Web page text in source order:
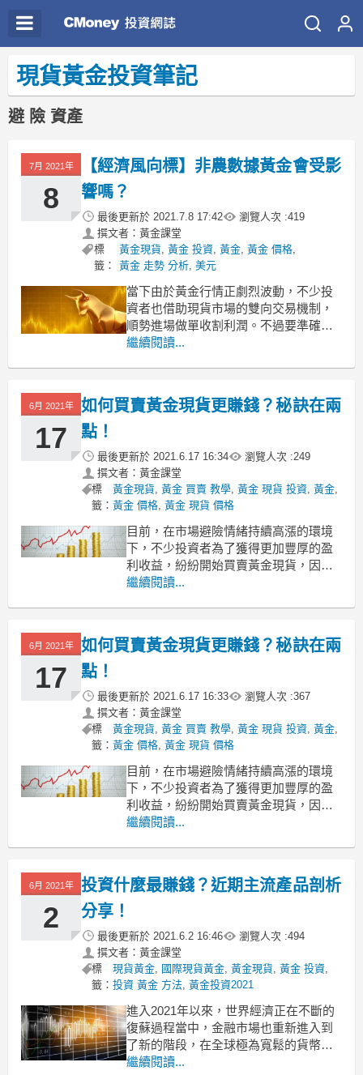
現貨黃金投資筆記
避 險 資產
7月 2021年
8
【經濟風向標】非農數據黃金會受影
響嗎？
最後更新於 2021.7.8 17:42 瀏覽人次 :419
撰文者：黃金課堂
標
籤：
黃金現貨,黃金 投資,黃金,黃金 價格,
黃金 走勢 分析,美元
當下由於黃金行情正劇烈波動，不少投
資者也借助現貨市場的雙向交易機制，
順勢進場做單收割利潤。不過要準確判
斷黃金的後市走向，我們往往需要以國
投資市場中的重要數據，非農數據的會
對黃金產生影響嗎？效果如何？
繼續閱讀...
6月 2021年
17
如何買賣黃金現貨更賺錢？秘訣在兩
點！
最後更新於 2021.6.17 16:34 瀏覽人次 :249
撰文者：黃金課堂
標
籤：
黃金現貨,黃金 買賣 教學,黃金 現貨 投資,黃金,
黃金 價格,黃金 現貨 價格
目前，在市場避險情緒持續高漲的環境
下，不少投資者為了獲得更加豐厚的盈
利收益，紛紛開始買賣黃金現貨，因為
黃金現貨具有更多交易的優勢。但很顯
現貨的正確方式。
利用不同時段買賣黃金現貨
繼續閱讀...
6月 2021年
17
如何買賣黃金現貨更賺錢？秘訣在兩
點！
最後更新於 2021.6.17 16:33 瀏覽人次 :367
撰文者：黃金課堂
標
籤：
黃金現貨,黃金 買賣 教學,黃金 現貨 投資,黃金,
黃金 價格,黃金 現貨 價格
目前，在市場避險情緒持續高漲的環境
下，不少投資者為了獲得更加豐厚的盈
利收益，紛紛開始買賣黃金現貨，因為
黃金現貨具有更多交易的優勢。但很顯
現貨的正確方式。
利用不同時段買賣黃金現貨
繼續閱讀...
6月 2021年
2
投資什麼最賺錢？近期主流產品剖析
分享！
最後更新於 2021.6.2 16:46 瀏覽人次 :494
撰文者：黃金課堂
標
籤：
現貨黃金, 國際現貨黃金, 黃金現貨, 黃金 投資,
投資 黃金 方法, 黃金投資2021
進入2021年以來，世界經濟正在不斷的
復蘇過程當中，金融市場也重新進入到
了新的階段，在全球極為寬鬆的貨幣政
策下，大家投資理財的熱情也遠高於往
繼續閱讀...